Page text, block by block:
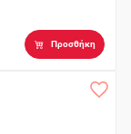
Προσθήκη